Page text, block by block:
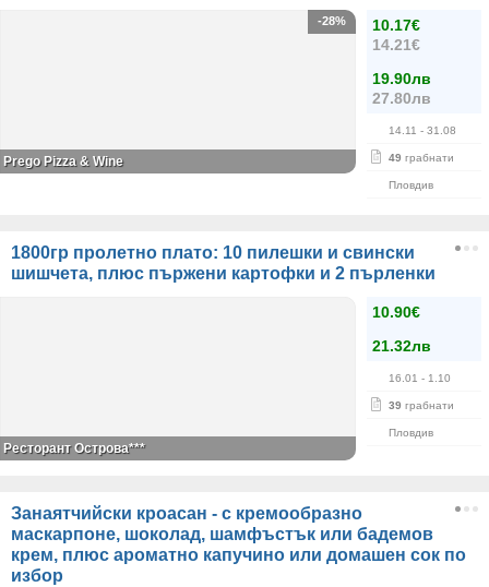
10.17€
14.21€
19.90лв
27.80лв
14.11 - 31.08
49 грабнати
Пловдив
-28%
Prego Pizza & Wine
1800гр пролетно плато: 10 пилешки и свински
шишчета, плюс пържени картофки и 2 пърленки
10.90€
21.32лв
16.01 - 1.10
39 грабнати
Пловдив
Ресторант Острова***
Занаятчийски кроасан - с кремообразно
маскарпоне, шоколад, шамфъстък или бадемов
крем, плюс ароматно капучино или домашен сок по
избор